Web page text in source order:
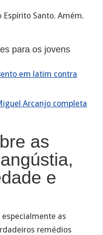
Espírito Santo. Amém.
para os jovens
em latim contra
Arcanjo completa
as
e
as
remédios